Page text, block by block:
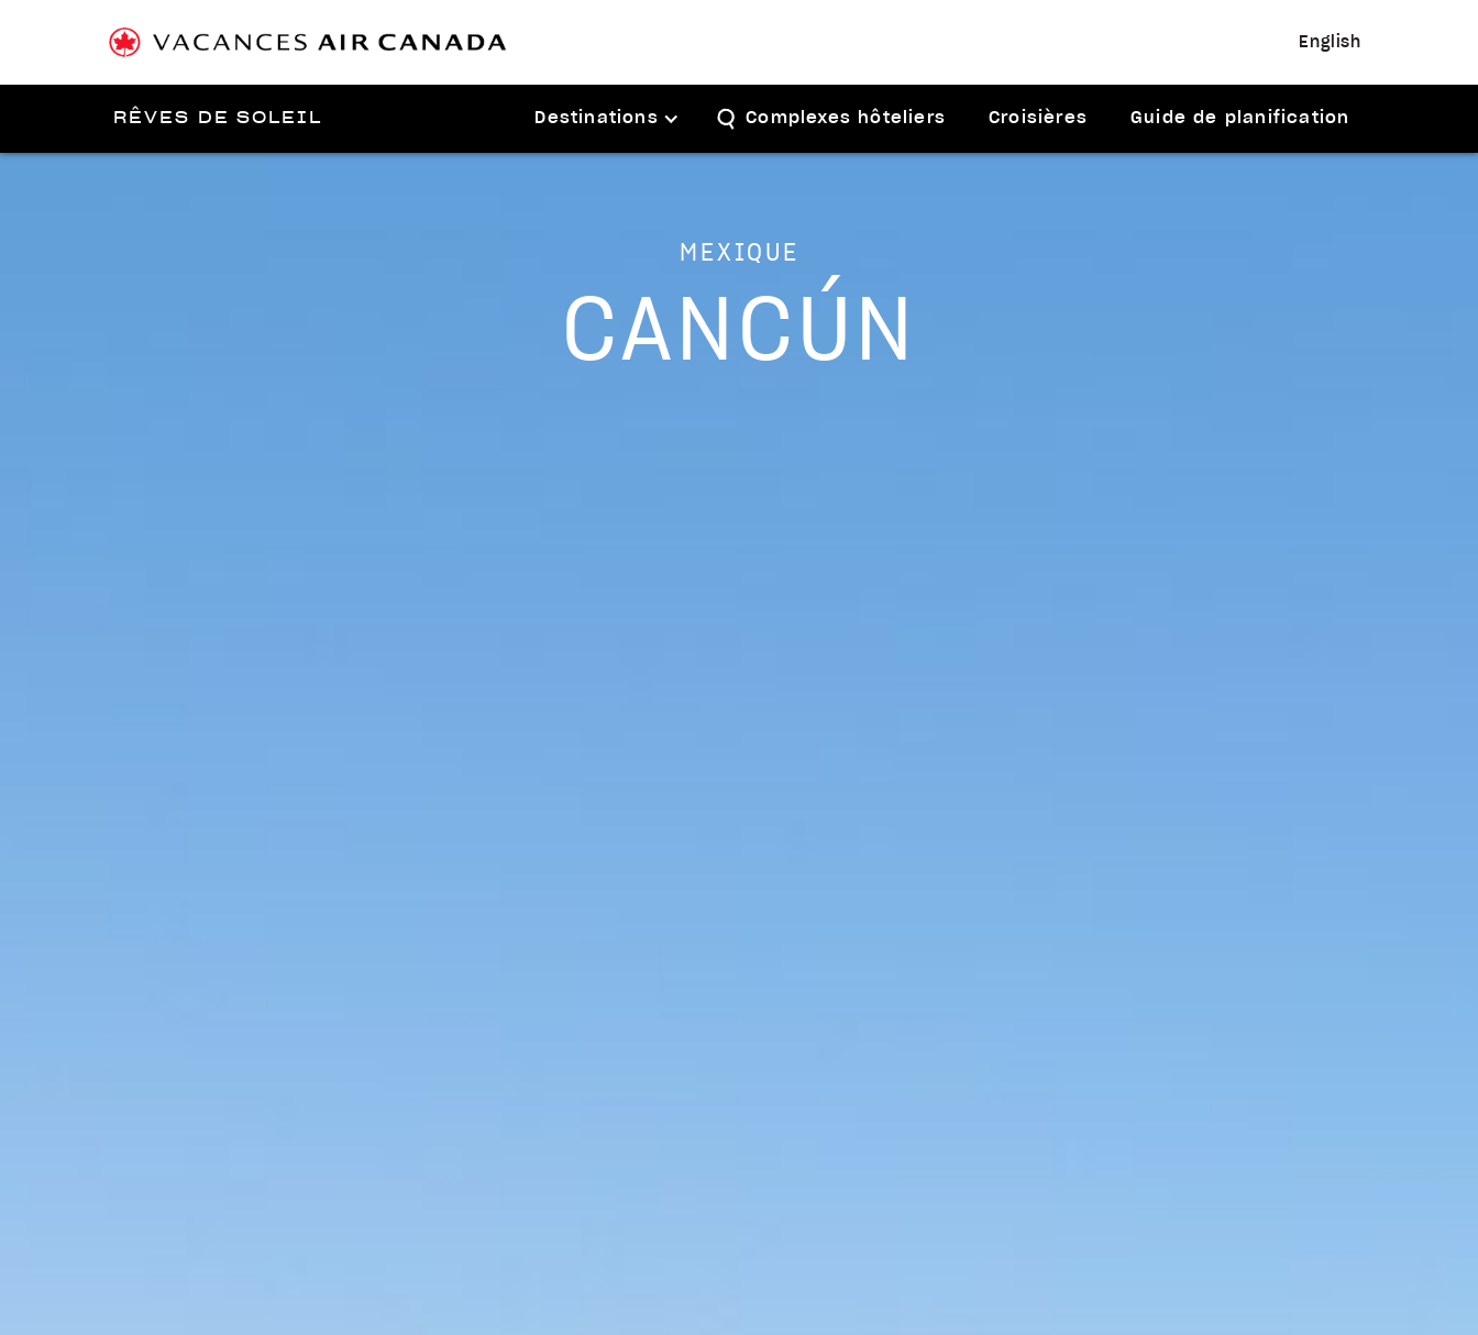
English
RÊVES DE SOLEIL Destinations Complexes hôteliers Croisières Guide de planification
MEXIQUE
CANCÚN